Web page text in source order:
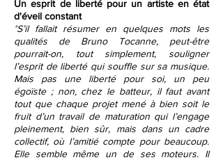
Un esprit de liberté pour un artiste en état
d'éveil constant
"S’il fallait résumer en quelques mots les
qualités de Bruno Tocanne, peut-être
pourrait-on, tout simplement, souligner
l’esprit de liberté qui souffle sur sa musique.
Mais pas une liberté pour soi, un peu
égoïste ; non, chez le batteur, il faut avant
tout que chaque projet mené à bien soit le
fruit d’un travail de maturation qui l’engage
pleinement, bien sûr, mais dans un cadre
collectif, où l’amitié compte pour beaucoup.
Elle semble même un de ses moteurs. Il